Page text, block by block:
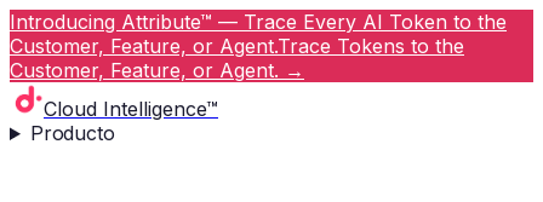
Introducing Attribute™ — Trace Every AI Token to the
Customer, Feature, or Agent.Trace Tokens to the
Customer, Feature, or Agent. →
Cloud Intelligence™
Producto